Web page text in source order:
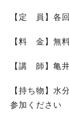
【定 員】各
【料 金】無
【講 師】亀
【持ち物】水
参加ください